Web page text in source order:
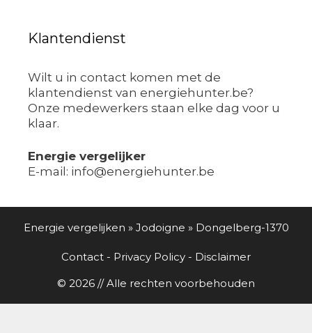
Klantendienst
Wilt u in contact komen met de
klantendienst van energiehunter.be?
Onze medewerkers staan elke dag voor u
klaar.
Energie vergelijker
E-mail: info@energiehunter.be
Energie vergelijken » Jodoigne » Dongelberg-1370
Contact - Privacy Policy - Disclaimer
© 2026 // Alle rechten voorbehouden